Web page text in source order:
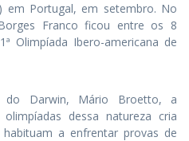
em Portugal, em setembro. No
Franco ficou entre os 8
Olimpíada Ibero-americana de
do Darwin, Mário Broetto, a
dessa natureza cria
a enfrentar provas de